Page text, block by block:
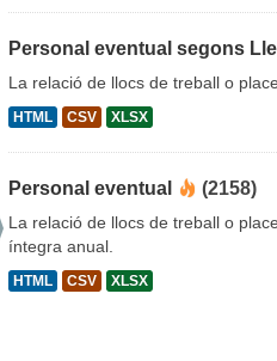
Personal eventual segons
La relació de llocs de treball o
HTML CSV XLSX
Personal eventual (2158)
La relació de llocs de treball o
íntegra anual.
HTML CSV XLSX